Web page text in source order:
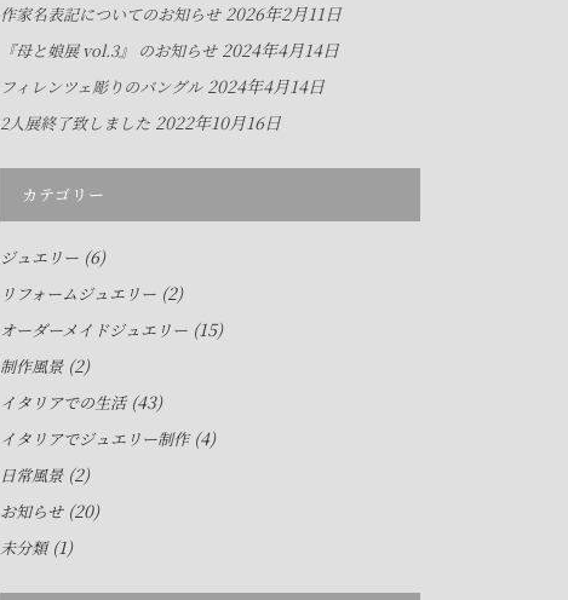
作家名表記についてのお知らせ 2026年2月11日
『母と娘展 vol.3』 のお知らせ 2024年4月14日
フィレンツェ彫りのバングル 2024年4月14日
2人展終了致しました 2022年10月16日
カテゴリー
ジュエリー (6)
リフォームジュエリー (2)
オーダーメイドジュエリー (15)
制作風景(2)
イタリアでの生活(43)
イタリアでジュエリー制作(4)
日常風景(2)
お知らせ(20)
未分類(1)